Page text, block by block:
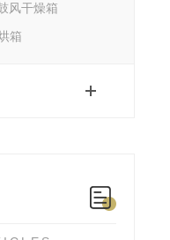
风干燥箱
箱